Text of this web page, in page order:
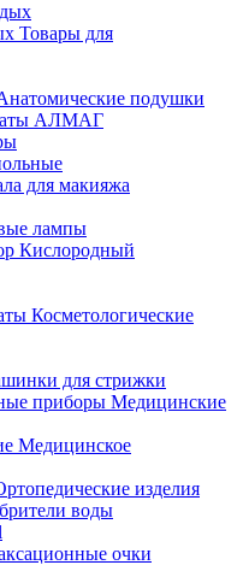
Товары для
подушки
АЛМАГ
для макияжа
лампы
Кислородный
Косметологические
для стрижки
Медицинские
Медицинское
изделия
воды
очки